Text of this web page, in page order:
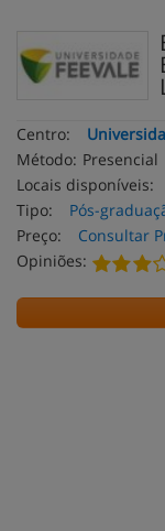
Centro:
Método: Presencial
Locais disponíveis:
Tipo:
Pós-
Preço:
Consultar
Opiniões: